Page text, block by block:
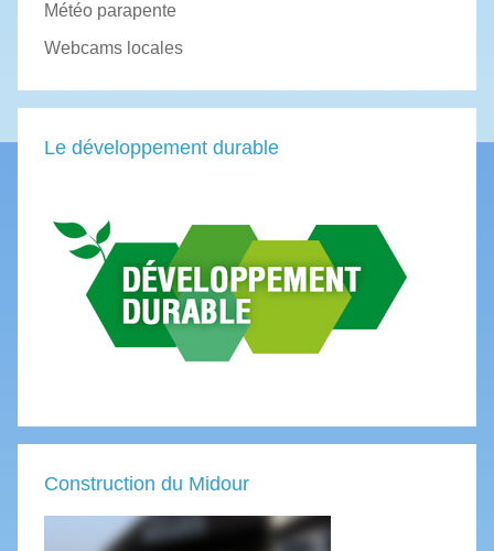
Météo parapente
Webcams locales
Le développement durable
Construction du Midour